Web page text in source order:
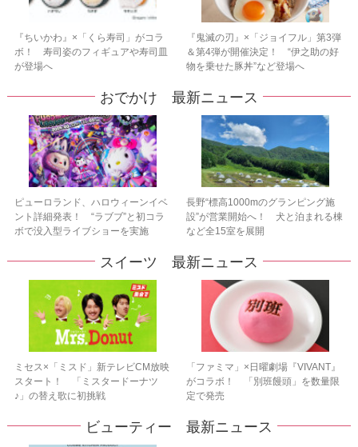
『ちいかわ』×「くら寿司」がコラ
ボ！ 寿司姿のフィギュアや寿司皿
が登場へ
『鬼滅の刃』×「ジョイフル」第3弾
＆第4弾が開催決定！ “伊之助の好
物を乗せた豚丼”など登場へ
おでかけ 最新ニュース
ピューロランド、ハロウィーンイベ
ント詳細発表！ “ラブブ”と初コラ
ボで没入型ライブショーを実施
長野“標高1000mのグランピング施
設”が営業開始へ！ 犬と泊まれる棟
など全15室を展開
スイーツ 最新ニュース
ミセス×「ミスド」新テレビCM放映
スタート！ 「ミスタードーナツ
♪」の替え歌に初挑戦
「ファミマ」×日曜劇場『VIVANT』
がコラボ！ 「別班饅頭」を数量限
定で発売
ビューティー 最新ニュース